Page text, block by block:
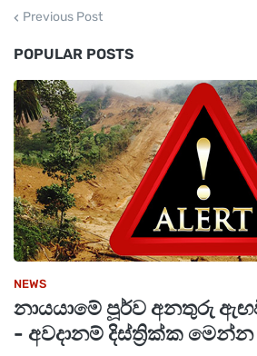
Previous Post
POPULAR POSTS
NEWS
නායයාමේ පූර්ව අනතුරු
- අවදානම් දිස්ත්‍රික්ක මෙන්න